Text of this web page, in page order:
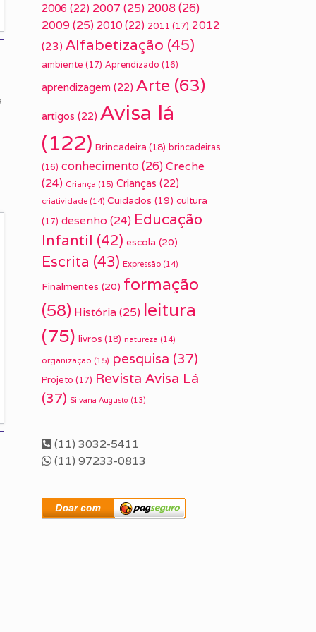
2006 (22) 2007 (25) 2008(26)
2009(25) 2010 (22) 2011 (17) 2012
(23) Alfabetização (45)
ambiente (17) Aprendizado (16)
aprendizagem (22) Arte (63)
artigos (22) Avisa lá
(122) Brincadeira (18) brincadeiras
(16) conhecimento(26) Creche
(24) Criança (15) Crianças (22)
criatividade (14) Cuidados (19) cultura
(17) desenho (24) Educação
Infantil (42) escola (20)
Escrita (43) Expressão (14)
Finalmentes (20) formação
(58) História(25) leitura
(75) livros (18) natureza (14)
organização (15) pesquisa (37)
Projeto (17) Revista Avisa Lá
(37) Silvana Augusto (13)
(11) 3032-5411
(11) 97233-0813